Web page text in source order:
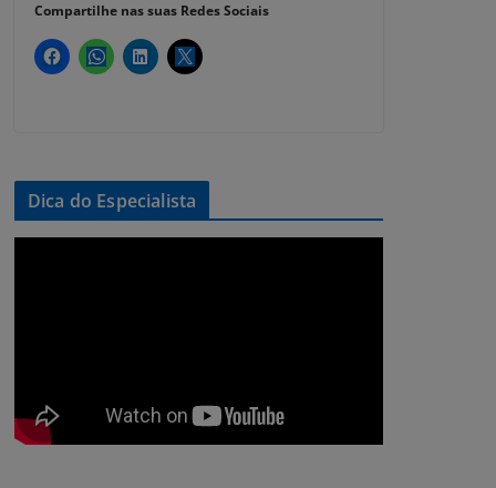
Compartilhe nas suas Redes Sociais
Dica do Especialista